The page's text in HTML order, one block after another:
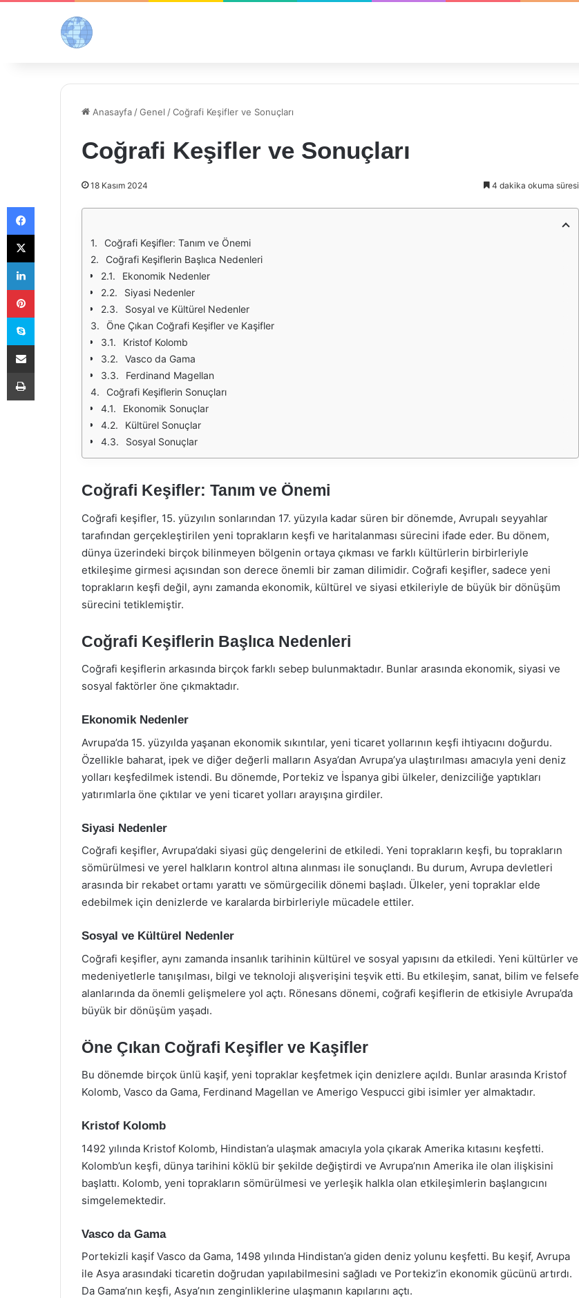
Anasayfa /Genel /Coğrafi Keşifler ve Sonuçları
Coğrafi Keşifler ve Sonuçları
18 Kasım 2024 4 dakika okuma süresi
Coğrafi Keşifler: Tanım ve Önemi
Coğrafi Keşiflerin Başlıca Nedenleri
Ekonomik Nedenler
Siyasi Nedenler
Sosyal ve Kültürel Nedenler
Öne Çıkan Coğrafi Keşifler ve Kaşifler
Kristof Kolomb
Vasco da Gama
Ferdinand Magellan
Coğrafi Keşiflerin Sonuçları
Ekonomik Sonuçlar
Kültürel Sonuçlar
Sosyal Sonuçlar
Coğrafi Keşifler: Tanım ve Önemi
Coğrafi keşifler, 15. yüzyılın sonlarından 17. yüzyıla kadar süren bir dönemde, Avrupalı seyyahlar
tarafından gerçekleştirilen yeni toprakların keşfi ve haritalanması sürecini ifade eder. Bu dönem,
dünya üzerindeki birçok bilinmeyen bölgenin ortaya çıkması ve farklı kültürlerin birbirleriyle
etkileşime girmesi açısından son derece önemli bir zaman dilimidir. Coğrafi keşifler, sadece yeni
toprakların keşfi değil, aynı zamanda ekonomik, kültürel ve siyasi etkileriyle de büyük bir dönüşüm
sürecini tetiklemiştir.
Coğrafi Keşiflerin Başlıca Nedenleri
Coğrafi keşiflerin arkasında birçok farklı sebep bulunmaktadır. Bunlar arasında ekonomik, siyasi ve
sosyal faktörler öne çıkmaktadır.
Ekonomik Nedenler
Avrupa’da 15. yüzyılda yaşanan ekonomik sıkıntılar, yeni ticaret yollarının keşfi ihtiyacını doğurdu.
Özellikle baharat, ipek ve diğer değerli malların Asya’dan Avrupa’ya ulaştırılması amacıyla yeni deniz
yolları keşfedilmek istendi. Bu dönemde, Portekiz ve İspanya gibi ülkeler, denizciliğe yaptıkları
yatırımlarla öne çıktılar ve yeni ticaret yolları arayışına girdiler.
Siyasi Nedenler
Coğrafi keşifler, Avrupa’daki siyasi güç dengelerini de etkiledi. Yeni toprakların keşfi, bu toprakların
sömürülmesi ve yerel halkların kontrol altına alınması ile sonuçlandı. Bu durum, Avrupa devletleri
arasında bir rekabet ortamı yarattı ve sömürgecilik dönemi başladı. Ülkeler, yeni topraklar elde
edebilmek için denizlerde ve karalarda birbirleriyle mücadele ettiler.
Sosyal ve Kültürel Nedenler
Coğrafi keşifler, aynı zamanda insanlık tarihinin kültürel ve sosyal yapısını da etkiledi. Yeni kültürler ve
medeniyetlerle tanışılması, bilgi ve teknoloji alışverişini teşvik etti. Bu etkileşim, sanat, bilim ve felsefe
alanlarında da önemli gelişmelere yol açtı. Rönesans dönemi, coğrafi keşiflerin de etkisiyle Avrupa’da
büyük bir dönüşüm yaşadı.
Öne Çıkan Coğrafi Keşifler ve Kaşifler
Bu dönemde birçok ünlü kaşif, yeni topraklar keşfetmek için denizlere açıldı. Bunlar arasında Kristof
Kolomb, Vasco da Gama, Ferdinand Magellan ve Amerigo Vespucci gibi isimler yer almaktadır.
Kristof Kolomb
1492 yılında Kristof Kolomb, Hindistan’a ulaşmak amacıyla yola çıkarak Amerika kıtasını keşfetti.
Kolomb’un keşfi, dünya tarihini köklü bir şekilde değiştirdi ve Avrupa’nın Amerika ile olan ilişkisini
başlattı. Kolomb, yeni toprakların sömürülmesi ve yerleşik halkla olan etkileşimlerin başlangıcını
simgelemektedir.
Vasco da Gama
Portekizli kaşif Vasco da Gama, 1498 yılında Hindistan’a giden deniz yolunu keşfetti. Bu keşif, Avrupa
ile Asya arasındaki ticaretin doğrudan yapılabilmesini sağladı ve Portekiz’in ekonomik gücünü artırdı.
Da Gama’nın keşfi, Asya’nın zenginliklerine ulaşmanın kapılarını açtı.
Facebook
X
LinkedIn
Pinterest
Skype
E-Posta ile paylaş